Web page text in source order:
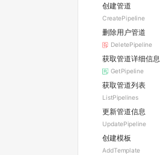
创建管道
CreatePipeline
删除用户管道
DeletePipeline
获取管道详细信息
GetPipeline
获取管道列表
ListPipelines
更新管道信息
UpdatePipeline
创建模板
AddTemplate